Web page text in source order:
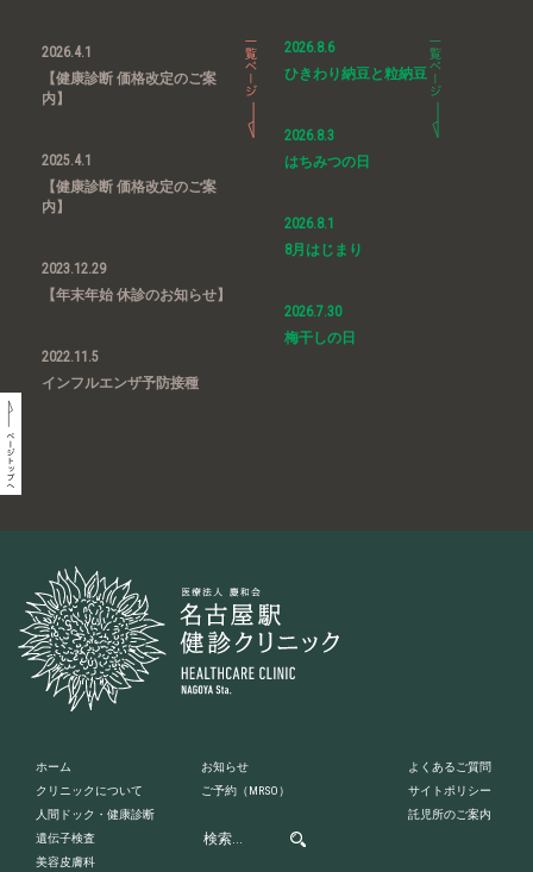
2026.4.1
【健康診断 価格改定のご案
内】
2025.4.1
【健康診断 価格改定のご案
内】
2023.12.29
【年末年始 休診のお知らせ】
2022.11.5
インフルエンザ予防接種
2026.8.6
ひきわり納豆と粒納豆
2026.8.3
はちみつの日
2026.8.1
8月はじまり
2026.7.30
梅干しの日
ホーム
クリニックについて
人間ドック・健康診断
遺伝子検査
美容皮膚科
お知らせ
ご予約 （MRSO）
よくあるご質問
サイトポリシー
託児所のご案内